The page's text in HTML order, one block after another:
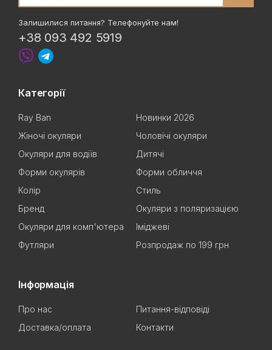
Залишилися питання? Телефонуйте нам!
+38 093 492 5919
Категорії
Ray Ban
Новинки 2026
Жіночі окуляри
Чоловічі окуляри
Окуляри для водіїв
Дитячі
Форми окулярів
Форми обличчя
Колір
Стиль
Бренд
Окуляри з поляризацією
Окуляри для комп'ютера
Іміджеві
Футляри
Розпродаж по 199 грн
Інформація
Про нас
Питання-відповіді
Доставка/оплата
Контакти